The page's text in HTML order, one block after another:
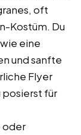
oft
Kostüm. Du
eine
und sanfte
Flyer
für
oder